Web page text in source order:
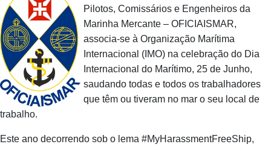
Pilotos, Comissários e Engenheiros da
Marinha Mercante – OFICIAISMAR,
associa-se à Organização Marítima
Internacional (IMO) na celebração do Dia
Internacional do Marítimo, 25 de Junho,
saudando todas e todos os trabalhadores
que têm ou tiveram no mar o seu local de
trabalho.
Este ano decorrendo sob o lema #MyHarassmentFreeShip,